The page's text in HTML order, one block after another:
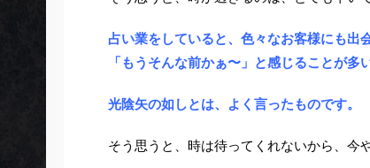
占い業をしていると、色々なお客様にも出
「もうそんな前かぁ〜」と感じることが多
光陰矢の如しとは、よく言ったものです。
そう思うと、時は待ってくれないから、今